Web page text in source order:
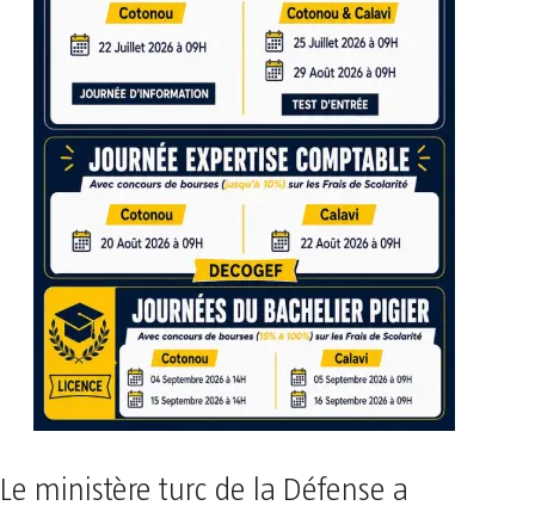
Le ministère turc de la Défense a